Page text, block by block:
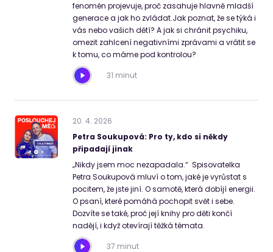
fenomén projevuje, proč zasahuje hlavně mladší
generace a jak ho zvládat.Jak poznat, že se týká i
vás nebo vašich dětí? A jak si chránit psychiku,
omezit zahlcení negativními zprávami a vrátit se
k tomu, co máme pod kontrolou?
31 minut
20. 4. 2026
Petra Soukupová: Pro ty, kdo si někdy
připadají jinak
„Nikdy jsem moc nezapadala.“ Spisovatelka
Petra Soukupová mluví o tom, jaké je vyrůstat s
pocitem, že jste jiní. O samotě, která dobíjí energii.
O psaní, které pomáhá pochopit svět i sebe.
Dozvíte se také, proč její knihy pro děti končí
nadějí, i když otevírají těžká témata.
37 minut